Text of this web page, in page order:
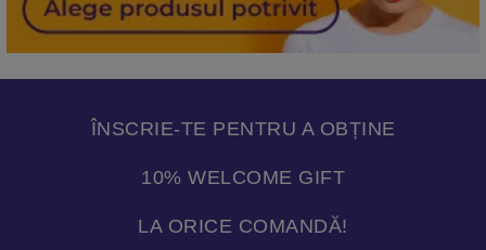
ÎNSCRIE-TE PENTRU A OBȚINE
10% WELCOME GIFT
LA ORICE COMANDĂ!